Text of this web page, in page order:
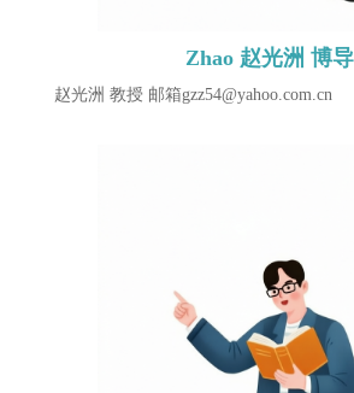
Zhao 赵光洲 博导
赵光洲 教授 邮箱gzz54@yahoo.com.cn